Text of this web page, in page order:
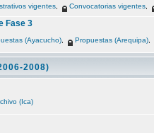
vigentes Convocatorias vigentes
Fase 3
(Ayacucho) Propuestas (Arequipa)
2008)
(Ica)